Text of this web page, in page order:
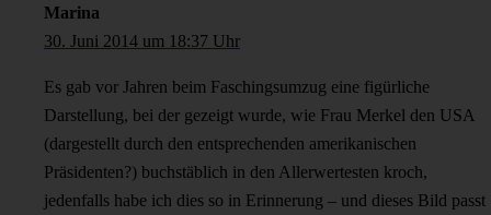
Marina
30. Juni 2014 um 18:37 Uhr
Es gab vor Jahren beim Faschingsumzug eine figürliche
Darstellung, bei der gezeigt wurde, wie Frau Merkel den USA
(dargestellt durch den entsprechenden amerikanischen
Präsidenten?) buchstäblich in den Allerwertesten kroch,
jedenfalls habe ich dies so in Erinnerung – und dieses Bild passt